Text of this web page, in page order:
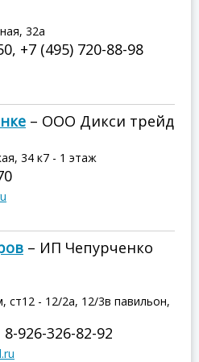
32а
+7 (495) 720-88-98
– ООО Дикси трейд
34 к7 - 1 этаж
– ИП Чепурченко
- 12/2а, 12/3в павильон,
926-326-82-92